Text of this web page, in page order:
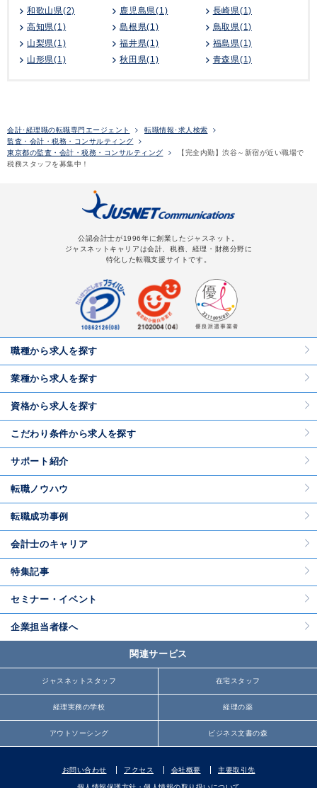
和歌山県(2)
鹿児島県(1)
長崎県(1)
高知県(1)
島根県(1)
鳥取県(1)
山梨県(1)
福井県(1)
福島県(1)
山形県(1)
秋田県(1) 青森県(1)
会計･経理職の転職専門エージェント
転職情報･求人検索
監査・会計・税務・コンサルティング
東京都の監査・会計・税務・コンサルティング
【完全内勤】渋谷～新宿が近い職場で
税務スタッフを募集中！
公認会計士が1996年に創業したジャスネット。
ジャスネットキャリアは会計、税務、経理・財務分野に
特化した転職支援サイトです。
職種から求人を探す
業種から求人を探す
資格から求人を探す
こだわり条件から求人を探す
サポート紹介
転職ノウハウ
転職成功事例
会計士のキャリア
特集記事
セミナー・イベント
企業担当者様へ
関連サービス
ジャスネットスタッフ 在宅スタッフ
経理実務の学校 経理の薬
アウトソーシング ビジネス文書の森
お問い合わせ アクセス 会社概要 主要取引先